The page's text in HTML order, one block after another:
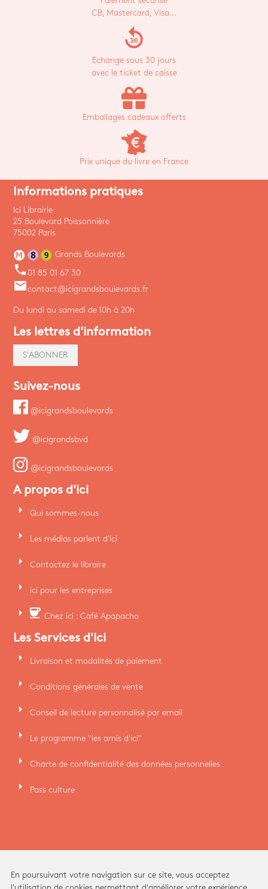
CB, Mastercard, Visa...
replay_30
Echange sous 30 jours
avec le ticket de caisse
Emballages cadeaux offerts
Prix unique du livre en France
Informations pratiques
Ici Librairie
25 Boulevard Poissonnière
75002 Paris
Grands Boulevards
phone 01 85 01 67 30
emailcontact@icigrandsboulevards.fr
Du lundi au samedi de 10h à 20h
Les lettres d'information
S'ABONNER
Suivez-nous
@icigrandsboulevards
@icigrandsbvd
@icigrandsboulevards
A propos d'ici
arrow_right Qui sommes-nous
arrow_right Les médias parlent d'ici
arrow_right Contactez le libraire
arrow_right ici pour les entreprises
arrow_right coffee Chez ici : Café Apapacho
Les Services d'ici
arrow_right Livraison et modalités de paiement
arrow_right Conditions générales de vente
arrow_right Conseil de lecture personnalisé par email
arrow_right Le programme "les amis d'ici"
arrow_right Charte de confidentialité des données personnelles
arrow_right Pass culture
En poursuivant votre navigation sur ce site, vous acceptez
l'utilisation de cookies permettant d'améliorer votre expérience